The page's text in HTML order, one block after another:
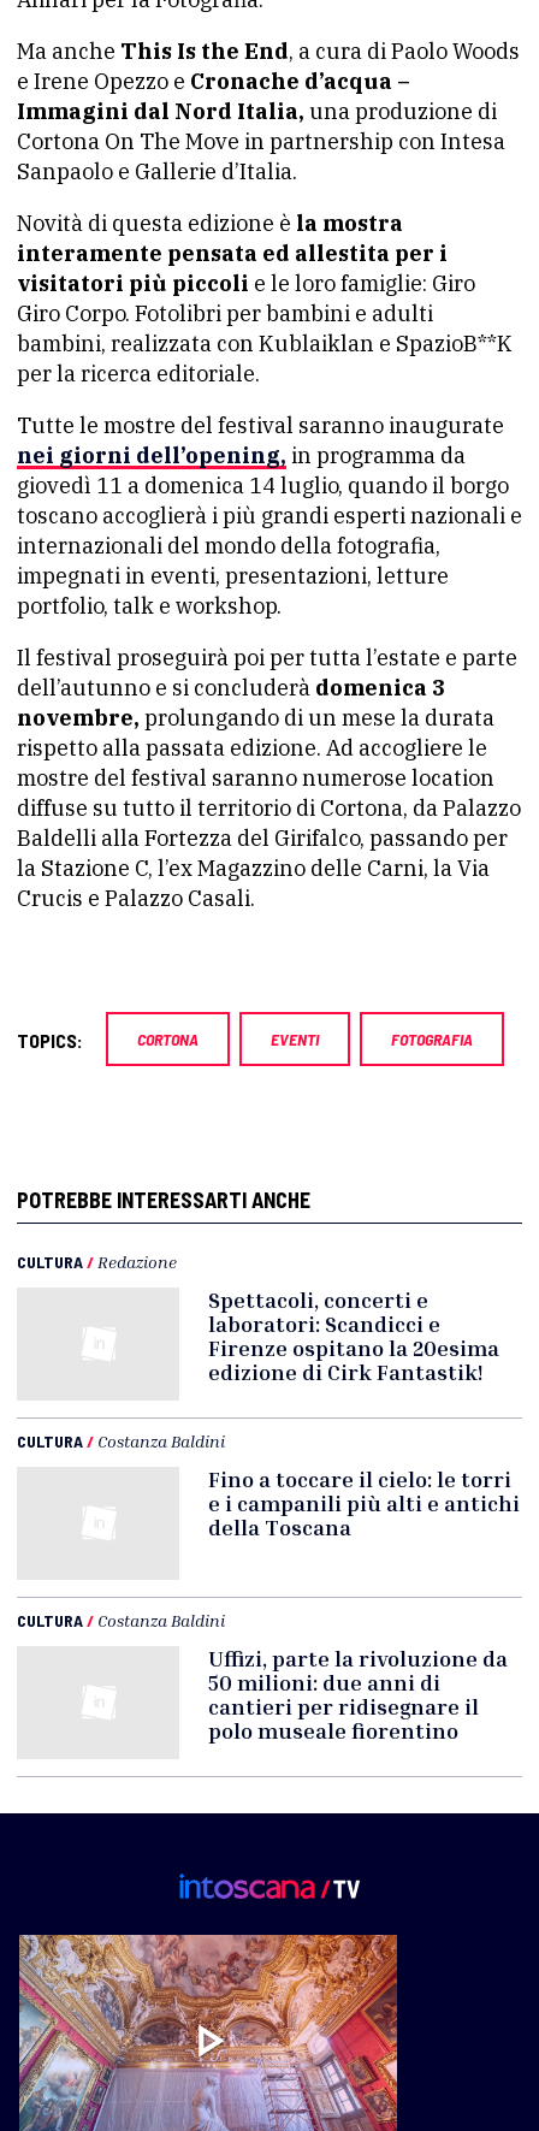
Ma anche This Is the End, a cura di Paolo Woods
e Irene Opezzo e Cronache d’acqua –
Immagini dal Nord Italia, una produzione di
Cortona On The Move in partnership con Intesa
Sanpaolo e Gallerie d’Italia.
Novità di questa edizione è la mostra
interamente pensata ed allestita per i
visitatori più piccoli e le loro famiglie: Giro
Giro Corpo. Fotolibri per bambini e adulti
bambini, realizzata con Kublaiklan e SpazioB**K
per la ricerca editoriale.
Tutte le mostre del festival saranno inaugurate
nei giorni dell’opening, in programma da
giovedì 11 a domenica 14 luglio, quando il borgo
toscano accoglierà i più grandi esperti nazionali e
internazionali del mondo della fotografia,
impegnati in eventi, presentazioni, letture
portfolio, talk e workshop.
Il festival proseguirà poi per tutta l’estate e parte
dell’autunno e si concluderà domenica 3
novembre, prolungando di un mese la durata
rispetto alla passata edizione. Ad accogliere le
mostre del festival saranno numerose location
diffuse su tutto il territorio di Cortona, da Palazzo
Baldelli alla Fortezza del Girifalco, passando per
la Stazione C, l’ex Magazzino delle Carni, la Via
Crucis e Palazzo Casali.
TOPICS: CORTONA EVENTI FOTOGRAFIA
POTREBBE INTERESSARTI ANCHE
CULTURA/ Redazione
Spettacoli, concerti e
laboratori: Scandicci e
Firenze ospitano la 20esima
edizione di Cirk Fantastik!
CULTURA/ Costanza Baldini
Fino a toccare il cielo: le torri
e i campanili più alti e antichi
della Toscana
CULTURA/ Costanza Baldini
Uffizi, parte la rivoluzione da
50 milioni: due anni di
cantieri per ridisegnare il
polo museale fiorentino